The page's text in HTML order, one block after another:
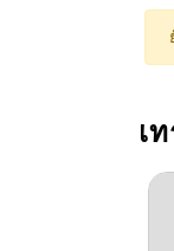
ตอ
เ